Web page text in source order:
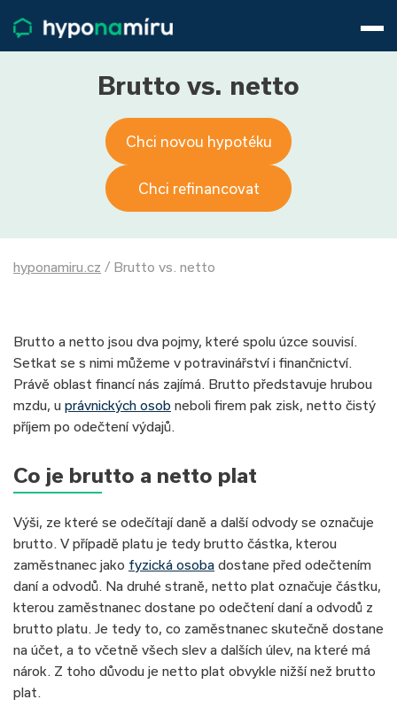
Životní pojištění
Pojištění nemovitosti
O nás
800 688 388
Přihlásit
Brutto vs. netto
Chci novou hypotéku
Chci refinancovat
hyponamiru.cz / Brutto vs. netto
Brutto a netto jsou dva pojmy, které spolu úzce souvisí.
Setkat se s nimi můžeme v potravinářství i finančnictví.
Právě oblast financí nás zajímá. Brutto představuje hrubou
mzdu, u právnických osob neboli firem pak zisk, netto čistý
příjem po odečtení výdajů.
Co je brutto a netto plat
Výši, ze které se odečítají daně a další odvody se označuje
brutto. V případě platu je tedy brutto částka, kterou
zaměstnanec jako fyzická osoba dostane před odečtením
daní a odvodů. Na druhé straně, netto plat označuje částku,
kterou zaměstnanec dostane po odečtení daní a odvodů z
brutto platu. Je tedy to, co zaměstnanec skutečně dostane
na účet, a to včetně všech slev a dalších úlev, na které má
nárok. Z toho důvodu je netto plat obvykle nižší než brutto
plat.